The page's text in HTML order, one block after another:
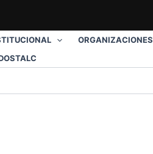
ORGANIZACIONES